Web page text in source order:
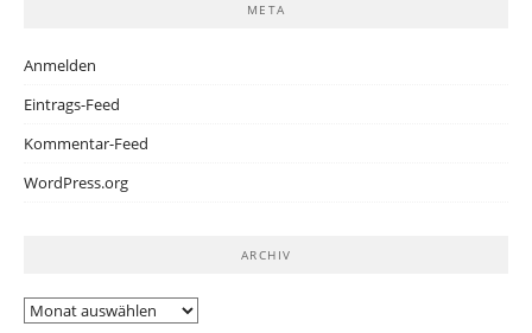
META
Anmelden
Eintrags-Feed
Kommentar-Feed
WordPress.org
ARCHIV
Archiv